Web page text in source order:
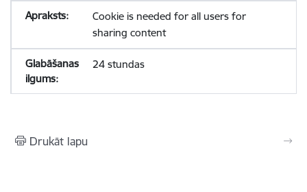
Cookie is needed for all users for
sharing content
24 stundas
Drukāt lapu